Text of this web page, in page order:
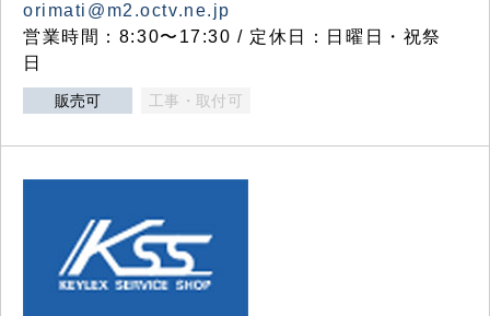
orimati@m2.octv.ne.jp
営業時間：8:30〜17:30 / 定休日：日曜日・祝祭
日
販売可 工事・取付可